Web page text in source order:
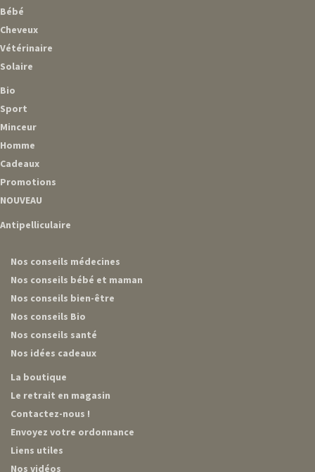
Bébé
Cheveux
Vétérinaire
Solaire
Bio
Sport
Minceur
Homme
Cadeaux
Promotions
NOUVEAU
Antipelliculaire
Nos conseils médecines
Nos conseils bébé et maman
Nos conseils bien-être
Nos conseils Bio
Nos conseils santé
Nos idées cadeaux
La boutique
Le retrait en magasin
Contactez-nous !
Envoyez votre ordonnance
Liens utiles
Nos vidéos